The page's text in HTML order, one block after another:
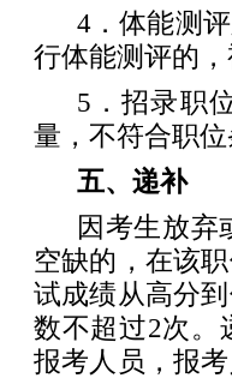
4．体能测
行体能测评的
5．招录职
量，不符合职位
五、递补
因考生放弃
空缺的，在该
试成绩从高分
数不超过2次。
报考人员，报